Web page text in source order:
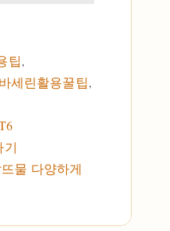
팁,
바세린활용꿀팁,
기
물 다양하게